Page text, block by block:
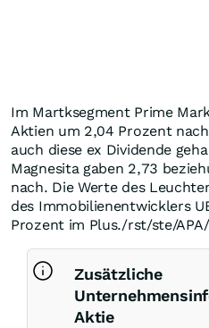
Im Martksegment Prime
Aktien um 2,04 Prozent
auch diese ex Dividende
Magnesita gaben 2,73
nach. Die Werte des
des Immobilienentwicklers
Prozent im Plus./rst/ste/
Zusätzliche
Aktie